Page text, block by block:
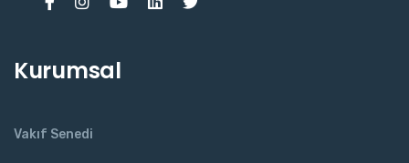
Kurumsal
Vakıf Senedi